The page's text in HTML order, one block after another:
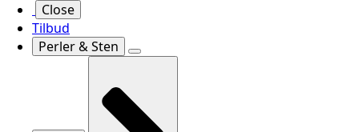
Close
Tilbud
Perler & Sten